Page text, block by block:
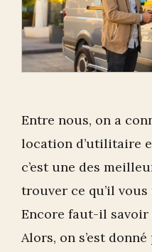
Entre nous, on a
location d’utilitaire
c’est une des
trouver ce qu’il
Encore faut-il savoir
Alors, on s’est